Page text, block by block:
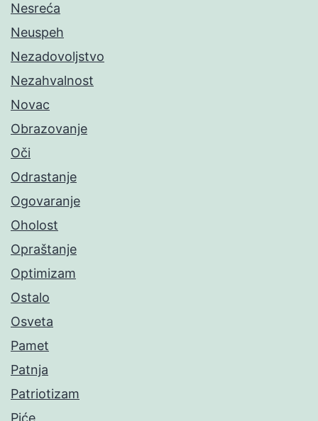
Nesreća
Neuspeh
Nezadovoljstvo
Nezahvalnost
Novac
Obrazovanje
Oči
Odrastanje
Ogovaranje
Oholost
Opraštanje
Optimizam
Ostalo
Osveta
Pamet
Patnja
Patriotizam